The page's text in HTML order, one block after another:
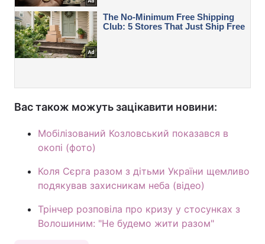
Вас також можуть зацікавити новини:
Мобілізований Козловський показався в
окопі (фото)
Коля Сєрга разом з дітьми України щемливо
подякував захисникам неба (відео)
Трінчер розповіла про кризу у стосунках з
Волошиним: "Не будемо жити разом"